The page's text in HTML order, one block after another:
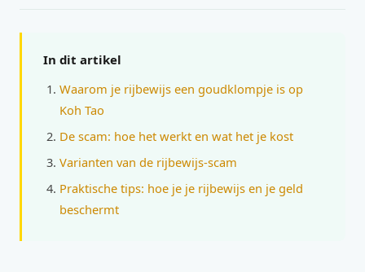
In dit artikel
Waarom je rijbewijs een goudklompje is op
Koh Tao
De scam: hoe het werkt en wat het je kost
Varianten van de rijbewijs-scam
Praktische tips: hoe je je rijbewijs en je geld
beschermt